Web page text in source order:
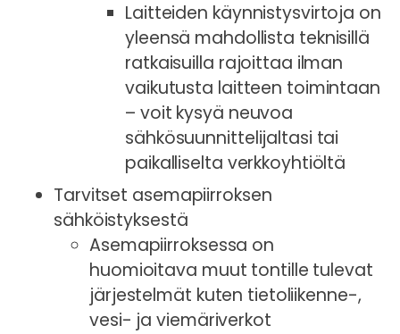
Laitteiden käynnistysvirtoja on
yleensä mahdollista teknisillä
ratkaisuilla rajoittaa ilman
vaikutusta laitteen toimintaan
– voit kysyä neuvoa
sähkösuunnittelijaltasi tai
paikalliselta verkkoyhtiöltä
Tarvitset asemapiirroksen
sähköistyksestä
Asemapiirroksessa on
huomioitava muut tontille tulevat
järjestelmät kuten tietoliikenne-,
vesi- ja viemäriverkot